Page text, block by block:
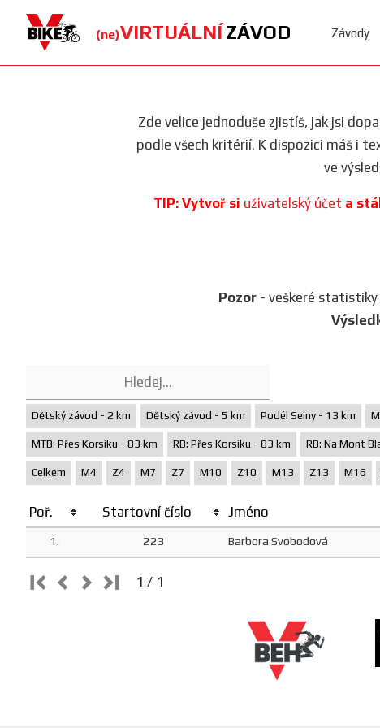
(ne)VIRTUÁLNÍ ZÁVOD Závody
Zde velice jednoduše zjistíš, jak jsi
podle všech kritérií. K dispozici máš i
ve
TIP: Vytvoř si uživatelský účet a
Pozor - veškeré statistiky
Dětský závod - 2 km Dětský závod - 5 km Podél Seiny - 13 km
MTB: Přes Korsiku - 83 km RB: Přes Korsiku - 83 km RB: Na Mont
Celkem M4 Z4 M7 Z7 M10 Z10 M13 Z13 M16
Poř. Startovní číslo Jméno
1. 223 Barbora Svobodová
1 / 1